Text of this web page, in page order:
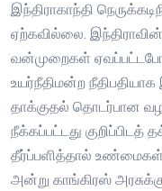
இந்திராகாந்தி
ஏற்கவில்லை.
வன்முறைகள்
உயர்நீதிமன்ற
தாக்குதல் தொடர்பான
நீக்கப்பட்டது
தீர்ப்பளித்தால் உண்மைகள்
அன்று காங்கிரஸ்